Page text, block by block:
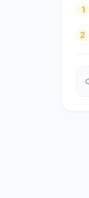
1
2